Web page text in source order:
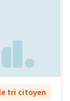
tri citoyen